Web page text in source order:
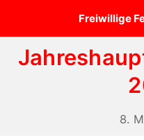
Freiwillige
8.